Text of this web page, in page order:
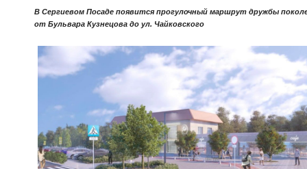
В Сергиевом Посаде появится прогулочный маршрут дружбы
от Бульвара Кузнецова до ул. Чайковского